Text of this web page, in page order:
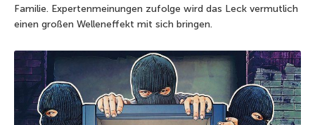
Familie. Expertenmeinungen zufolge wird das Leck vermutlich
einen großen Welleneffekt mit sich bringen.